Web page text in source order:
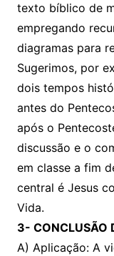
texto bíblico de
empregando
diagramas para
Sugerimos, por
dois tempos
antes do
após o
discussão e o
em classe a fim
central é Jesus
Vida.
3- CONCLUSÃO
A) Aplicação: A